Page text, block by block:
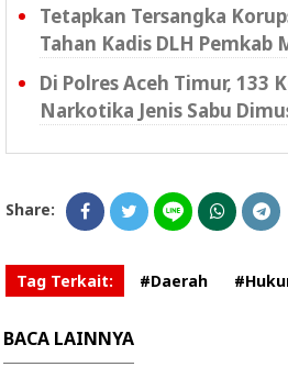
Tetapkan Tersangka
Tahan Kadis DLH Pemkab
Di Polres Aceh Timur, 133
Narkotika Jenis Sabu
Share:
Tag Terkait: #Daerah
BACA LAINNYA